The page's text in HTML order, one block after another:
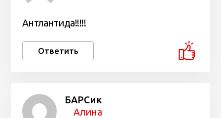
Антлантида!!!!!
Ответить
БАРСик
Алина